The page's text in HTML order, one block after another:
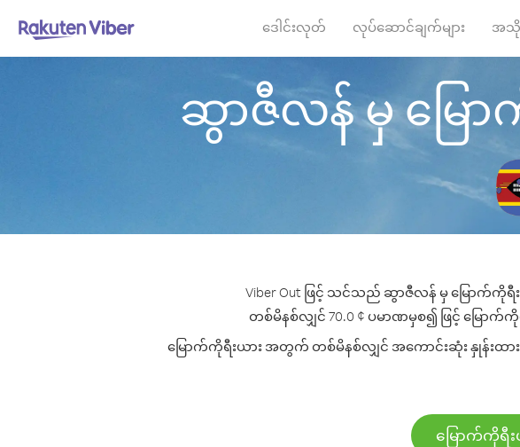
ဒေါင်းလုတ် လုပ်ဆောင်ချက်များ အသို
ဆွာဇီလန် မှ မြေ
Viber Out ဖြင့် သင်သည် ဆွာဇီလန် မှ မြောက်ကို
တစ်မိနစ်လျှင် 70.0 ¢ ပမာဏမှစ၍ ဖြင့် မြော
မြောက်ကိုရီးယား အတွက် တစ်မိနစ်လျှင် အကောင်းဆုံး နှုန်းထ
မြောက်ကိုရီ